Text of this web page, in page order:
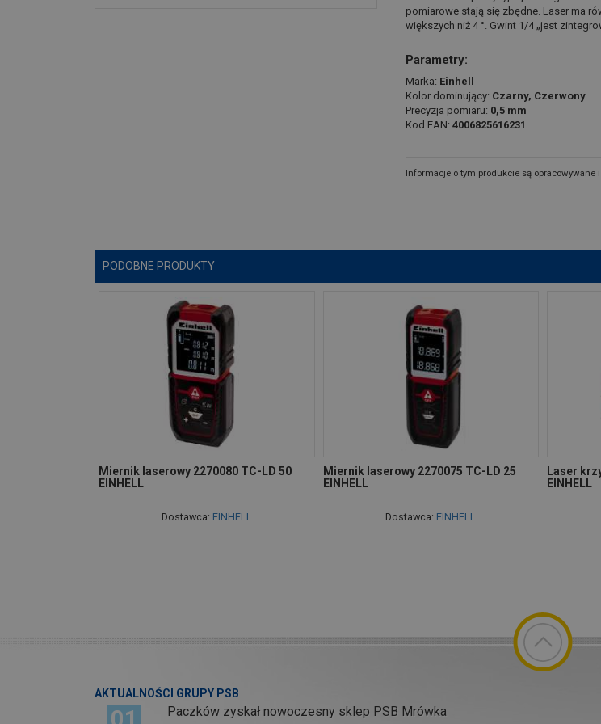
pomiarowe stają się zbędne. Laser ma
większych niż 4 °. Gwint 1/4 „jest
Parametry:
Marka: Einhell
Kolor dominujący: Czarny, Czerwony
Precyzja pomiaru: 0,5 mm
Kod EAN: 4006825616231
Informacje o tym produkcie są
PODOBNE PRODUKTY
Miernik laserowy 2270080 TC-LD 50
EINHELL
Dostawca: EINHELL
Miernik laserowy 2270075 TC-LD 25
EINHELL
Dostawca: EINHELL
Laser
EINHELL
AKTUALNOŚCI GRUPY PSB
Paczków zyskał nowoczesny sklep PSB Mrówka